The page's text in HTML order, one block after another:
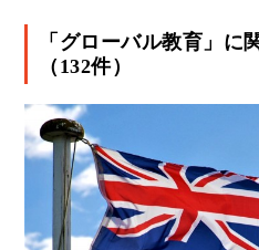
「グローバル教育」に
（132件）